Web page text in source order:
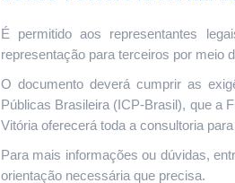
É permitido aos representantes
representação para terceiros por meio
O documento deverá cumprir as
Públicas Brasileira (ICP-Brasil), que a
Vitória oferecerá toda a consultoria
Para mais informações ou dúvidas,
orientação necessária que precisa.